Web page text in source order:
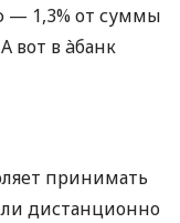
— 1,3% от суммы
вот в àбанк
принимать
дистанционно